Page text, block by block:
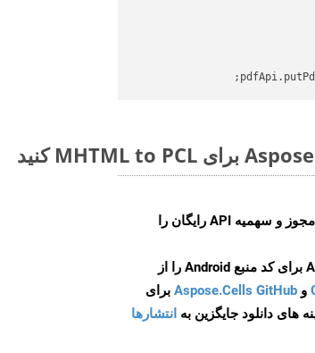
ایجاد کنید تا جزئیات مجوز و سهمیه API رایگان را
و Aspose.Cells GitHub برای
انتشارها